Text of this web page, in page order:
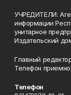
УЧРЕДИТЕЛИ:
информации
унитарное
Издательский
Главный
Телефон
Телефон